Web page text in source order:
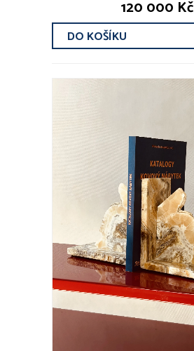
120 000 Kč
DO KOŠÍKU